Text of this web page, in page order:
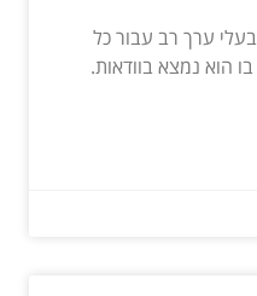
בעלי ערך רב עבור כל
הוא נמצא בוודאות.